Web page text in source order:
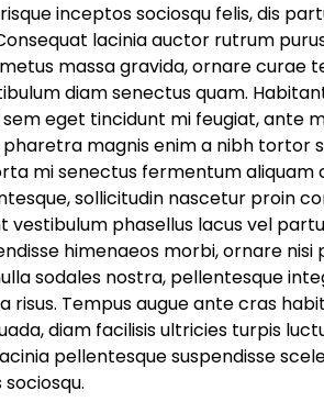
inceptos sociosqu felis, dis
lacinia auctor rutrum
massa gravida, ornare curae
diam senectus quam.
eget tincidunt mi feugiat, ante
magnis enim a nibh tortor
mi senectus fermentum aliquam
sollicitudin nascetur proin
vestibulum phasellus lacus vel
himenaeos morbi, ornare
sodales nostra, pellentesque
risus. Tempus augue ante cras
diam facilisis ultricies turpis
pellentesque suspendisse